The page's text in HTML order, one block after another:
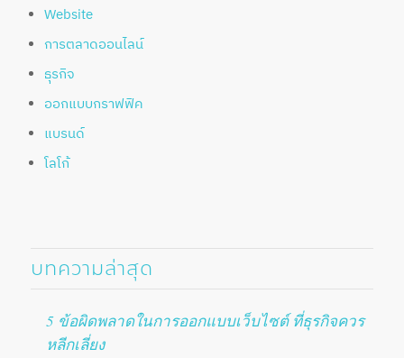
Website
การตลาดออนไลน์
ธุรกิจ
ออกแบบกราฟฟิค
แบรนด์
โลโก้
บทความล่าสุด
5 ข้อผิดพลาดในการออกแบบเว็บไซต์ ที่ธุรกิจควร
หลีกเลี่ยง